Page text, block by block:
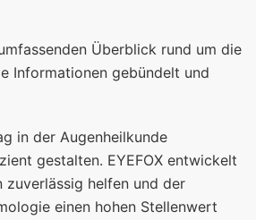
Überblick rund um die
Informationen gebündelt und
in der Augenheilkunde
gestalten. EYEFOX entwickelt
zuverlässig helfen und der
einen hohen Stellenwert